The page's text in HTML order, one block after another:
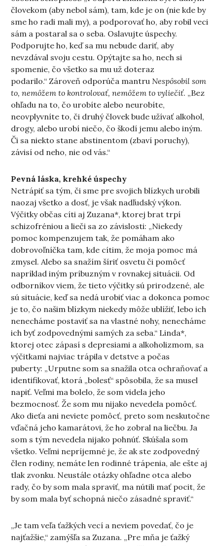
človekom (aby nebol sám), tam, kde je on (nie kde by
sme ho radi mali my), a podporovať ho, aby robil veci
sám a postaral sa o seba. Oslavujte úspechy.
Podporujte ho, keď sa mu nebude dariť, aby
nevzdával svoju cestu. Opýtajte sa ho, nech si
spomenie, čo všetko sa mu už doteraz
podarilo.“ Zároveň odporúča mantruNespôsobil som
to, nemôžem to kontrolovať, nemôžem to vyliečiť. „Bez
ohľadu na to, čo urobíte alebo neurobíte,
neovplyvníte to, či druhý človek bude užívať alkohol,
drogy, alebo urobí niečo, čo škodí jemu alebo iným.
Či sa niekto stane abstinentom (zbaví poruchy),
závisí od neho, nie od vás.“
Pevná láska, krehké úspechy
Netrápiť sa tým, či sme pre svojich blízkych urobili
naozaj všetko a dosť, je však nadľudský výkon.
Výčitky občas cíti aj Zuzana*, ktorej brat trpí
schizofréniou a lieči sa zo závislosti: „Niekedy
pomoc kompenzujem tak, že pomáham ako
dobrovoľníčka tam, kde cítim, že moja pomoc má
zmysel. Alebo sa snažím šíriť osvetu či pomôcť
napríklad iným príbuzným v rovnakej situácii. Od
odborníkov viem, že tieto výčitky sú prirodzené, ale
sú situácie, keď sa nedá urobiť viac a dokonca pomoc
je to, čo našim blízkym niekedy môže ublížiť, lebo ich
nenecháme postaviť sa na vlastné nohy, nenecháme
ich byť zodpovednými samých za seba.“ Linda*,
ktorej otec zápasí s depresiami a alkoholizmom, sa
výčitkami najviac trápila v detstve a počas
puberty: „Urputne som sa snažila otca ochraňovať a
identifikovať, ktorá „bolesť“ spôsobila, že sa musel
napiť. Veľmi ma bolelo, že som videla jeho
bezmocnosť. Že som mu nijako nevedela pomôcť.
Ako dieťa ani neviete pomôcť, preto som neskutočne
vďačná jeho kamarátovi, že ho zobral na liečbu. Ja
som s tým nevedela nijako pohnúť. Skúšala som
všetko. Veľmi nepríjemné je, že ak ste zodpovedný
člen rodiny, nemáte len rodinné trápenia, ale ešte aj
tlak zvonku. Neustále otázky ohľadne otca alebo
rady, čo by som mala spraviť, ma nútili mať pocit, že
by som mala byť schopná niečo zásadné spraviť.“
„Je tam veľa ťažkých vecí a neviem povedať, čo je
najťažšie,“ zamýšľa sa Zuzana. „Pre mňa je ťažký